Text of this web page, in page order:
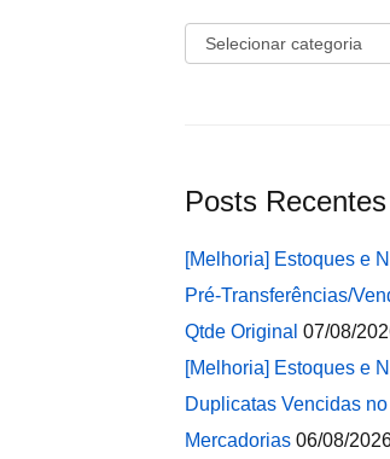
Categorias
Posts Recentes
[Melhoria] Estoques e
Pré-Transferências/
Qtde Original 07/08/
[Melhoria] Estoques e
Duplicatas Vencidas
Mercadorias 06/08/